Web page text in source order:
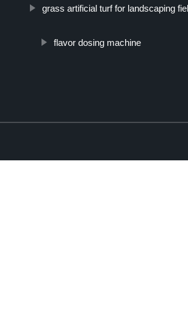
grass artificial turf for landscaping
flavor dosing machine